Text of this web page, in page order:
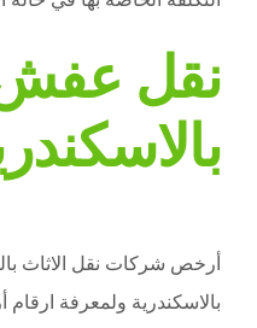
نقل
أرخص شركات نقل الاثاث
بالاسكندرية ولمعرفة